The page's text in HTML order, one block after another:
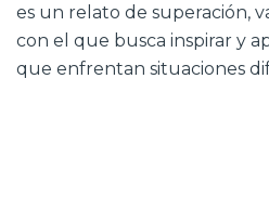
es un relato de superación,
con el que busca inspirar y
que enfrentan situaciones